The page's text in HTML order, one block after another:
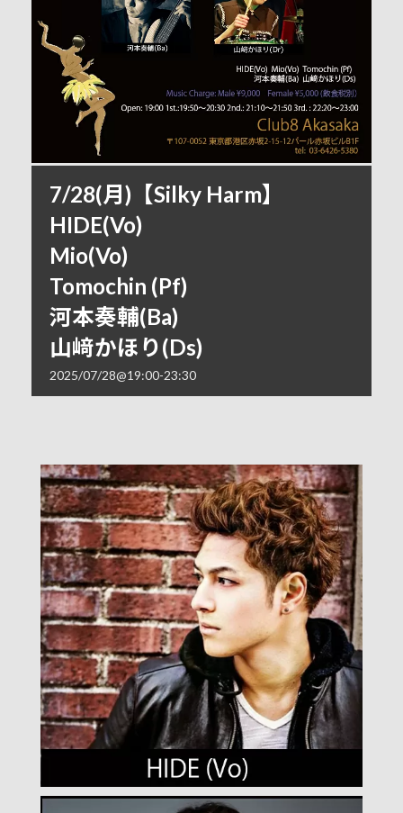
7/28(月)【Silky Harm】
HIDE(Vo)
Mio(Vo)
Tomochin (Pf)
河本奏輔(Ba)
山﨑かほり(Ds)
2025/07/28@19:00-23:30